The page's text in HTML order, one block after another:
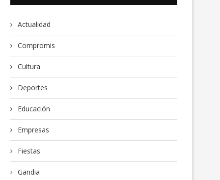
Actualidad
Compromis
Cultura
Deportes
Educación
Empresas
Fiestas
Gandia